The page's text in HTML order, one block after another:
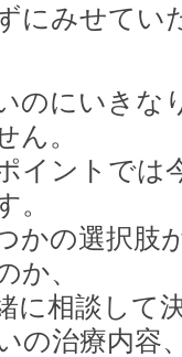
にみせてい
のにいきな
ん。
イントでは
。
かの選択肢
か、
に相談して
の治療内容